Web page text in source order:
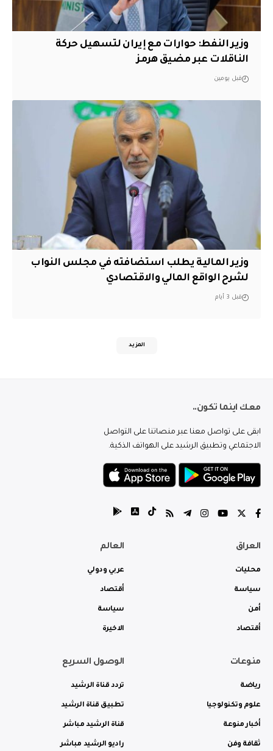
وزير النفط: حوارات مع إيران لتسهيل حركة
الناقلات عبر مضيق هرمز
قبل يومين
وزير المالية يطلب استضافته في مجلس النواب
لشرح الواقع المالي والاقتصادي
قبل 3 أيام
المزيد
معك اينما تكون..
ابقى على تواصل معنا عبر منصاتنا على التواصل
الاجتماعي وتطبيق الرشيد على الهواتف الذكية.
العراق
محليات
سياسة
أمن
أقتصاد
العالم
عربي ودولي
أقتصاد
سياسة
الاخيرة
منوعات
رياضة
علوم وتكنولوجيا
أخبار منوعة
ثقافة وفن
الوصول السريع
تردد قناة الرشيد
تطبيق قناة الرشيد
قناة الرشيد مباشر
راديو الرشيد مباشر